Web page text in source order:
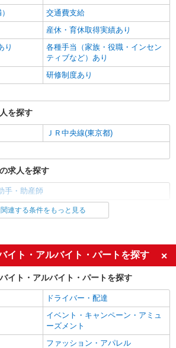
交通費支給
産休・育休取得実績あり
り
各種手当（家族・役職・インセン
ティブなど）あり
研修制度あり
を探す
ＪＲ中央線(東京都)
求人を探す
手・助産師
駅の求人を探す
求人を探す
未経験歓迎
新卒・第二新卒歓迎
主婦・主夫歓迎
学歴不問
ミドル（40代～）活躍中
関連する条件をもっと見る
イト・アルバイト・パートを探す
イト・アルバイト・パートを探す
ドライバー・配達
イベント・キャンペーン・アミュ
ーズメント
ファッション・アパレル